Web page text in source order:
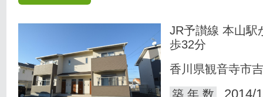
JR予讃線 本山駅
歩32分
香川県観音寺市
築 年 数
2014/